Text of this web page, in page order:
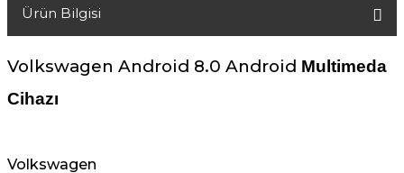
Ürün Bilgisi
Volkswagen Android 8.0 Android Multimeda
Cihazı
Volkswagen